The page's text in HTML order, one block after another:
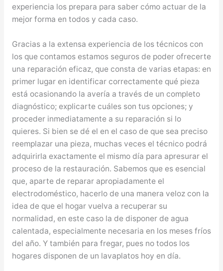
experiencia los prepara para saber cómo actuar de la
mejor forma en todos y cada caso.
Gracias a la extensa experiencia de los técnicos con
los que contamos estamos seguros de poder ofrecerte
una reparación eficaz, que consta de varias etapas: en
primer lugar en identificar correctamente qué pieza
está ocasionando la avería a través de un completo
diagnóstico; explicarte cuáles son tus opciones; y
proceder inmediatamente a su reparación si lo
quieres. Si bien se dé el en el caso de que sea preciso
reemplazar una pieza, muchas veces el técnico podrá
adquirirla exactamente el mismo día para apresurar el
proceso de la restauración. Sabemos que es esencial
que, aparte de reparar apropiadamente el
electrodoméstico, hacerlo de una manera veloz con la
idea de que el hogar vuelva a recuperar su
normalidad, en este caso la de disponer de agua
calentada, especialmente necesaria en los meses fríos
del año. Y también para fregar, pues no todos los
hogares disponen de un lavaplatos hoy en día.